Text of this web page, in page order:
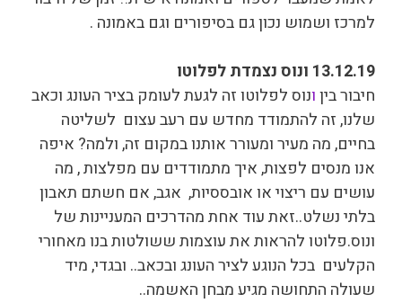
למרכז ושמוש נכון גם בסיפורים וגם באמונה .
13.12.19 ונוס נצמדת לפלוטו
חיבור ביןונוס לפלוטו זה לגעת לעומק בציר העונג וכאב
שלנו, זה להתמודד מחדש עם רעב עצום לשליטה
בחיים, מה מעיר ומעורר אותנו במקום זה, ולמה? איפה
אנו מנסים לפצות, איך מתמודדים עם מפלצות , מה
עושים עם ריצוי או אובססיות, אגב, אם חשתם תאבון
בלתי נשלט..זאת עוד אחת מהדרכים המעניינות של
ונוס.פלוטולהראות את עוצמות ששולטות בנו מאחורי
הקלעים בכל הנוגע לציר העונג ובכאב.. ובגדי, מיד
שעולה התחושה מגיע מבחן האשמה..